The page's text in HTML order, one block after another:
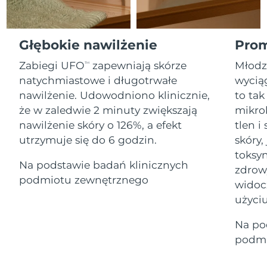
Głębokie nawilżenie
Zabiegi UFOTM
zapewniają skórze
natychmiastowe i długotrwałe
nawilżenie. Udowodniono klinicznie,
że w zaledwie 2 minuty zwiększają
nawilżenie skóry o 126%, a efekt
utrzymuje się do 6 godzin.
Na podstawie badań klinicznych
podmiotu zewnętrznego
to tak
tlen i
Na
All revitalizing eye massagers
Advanced pore care essentials
Serum
For healthy hair
issa™ Teeth Whitening Gel
18% PAP
Kosmetyki Mężczyźni
O NAS
Gibraltar
15/08/2026
Grecja
11/08/2026
SRA Hongkong
(Chiny)
Oczekiwany czas dostawy
12/08/2026
Węgry
Oczekiwany czas dostawy
11/08/2026
Oczekiwany czas dostawy
12/08/2026
Indonezja
Oczekiwany czas dostawy
11/08/2026